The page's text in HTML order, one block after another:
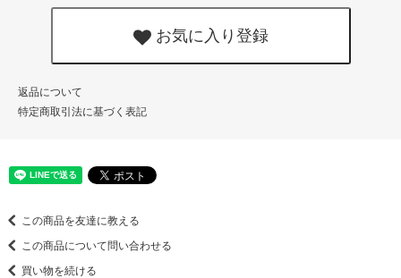
お気に入り登録
返品について
特定商取引法に基づく表記
この商品を友達に教える
この商品について問い合わせる
買い物を続ける